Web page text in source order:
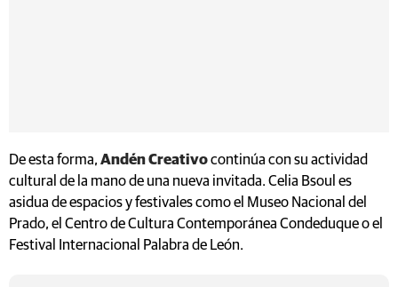
De esta forma, Andén Creativocontinúa con su actividad
cultural de la mano de una nueva invitada. Celia Bsoul es
asidua de espacios y festivales como el Museo Nacional del
Prado, el Centro de Cultura Contemporánea Condeduque o el
Festival Internacional Palabra de León.